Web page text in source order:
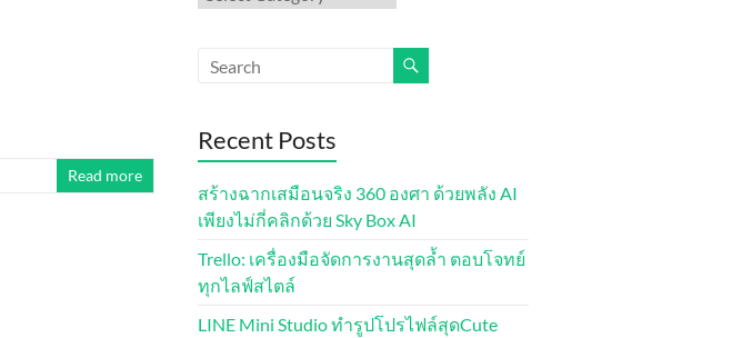
Read more
Recent Posts
สร้างฉากเสมือนจริง 360 องศา ด้วยพลัง AI
เพียงไม่กี่คลิกด้วย Sky Box AI
Trello: เครื่องมือจัดการงานสุดล้ำ ตอบโจทย์
ทุกไลฟ์สไตล์
LINE Mini Studio ทำรูปโปรไฟล์สุดCute